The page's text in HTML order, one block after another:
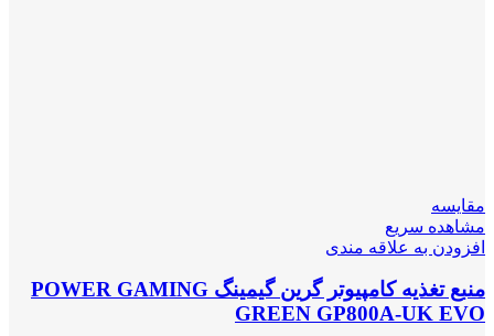
مقایسه
مشاهده سریع
افزودن به علاقه مندی
منبع تغذیه کامپیوتر گرین گیمینگ POWER GAMING
GREEN GP800A-UK EVO